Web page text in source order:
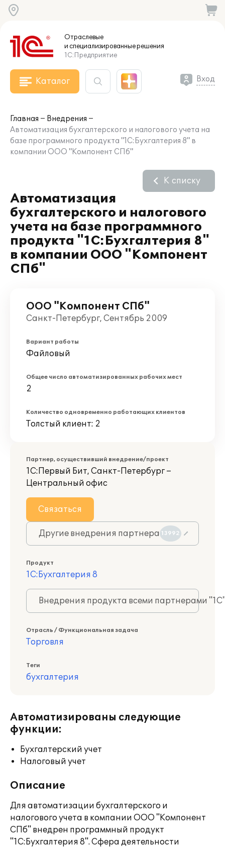
Отраслевые
и специализированныерешения
1С:Предприятие
Каталог Вход
Главная
Внедрения
Автоматизация бухгалтерского и налогового учета на
базе программного продукта "1С:Бухгалтерия 8" в
компании ООО "Компонент СПб"
Автоматизация
бухгалтерского и налогового
учета на базе программного
продукта "1С:Бухгалтерия 8"
в компании ООО "Компонент
СПб"
К списку
ООО "Компонент СПб"
Санкт-Петербург, Сентябрь 2009
Вариант работы
Файловый
Общее число автоматизированных рабочих мест
2
Количество одновременно работающих клиентов
Толстый клиент: 2
Партнер, осуществивший внедрение/проект
1С:Первый Бит, Санкт-Петербург –
Центральный офис
Связаться
Другие внедрения партнера 13992
Продукт
1С:Бухгалтерия 8
Внедрения продукта всеми партнерами
Отрасль / Функциональная задача
Торговля
Теги
бухгалтерия
Автоматизированы следующие
функции:
Бухгалтерский учет
Налоговый учет
Описание
Для автоматизации бухгалтерского и
налогового учета в компании ООО "Компонент
СПб" внедрен программный продукт
"1С:Бухгалтерия 8". Сфера деятельности